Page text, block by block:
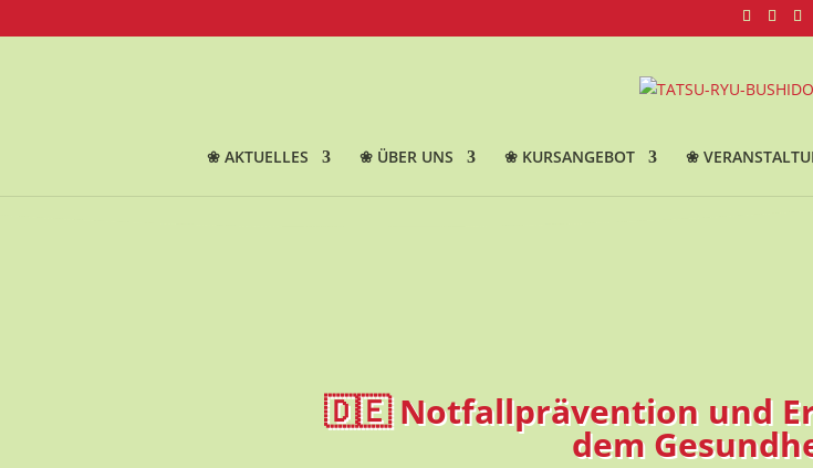
❀ AKTUELLES ❀ ÜBER UNS ❀ KURSANGEBOT ❀
🇩🇪 Notfallprävention und
dem